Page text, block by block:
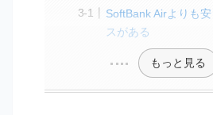
SoftBank Airよりも
スがある
もっと見る